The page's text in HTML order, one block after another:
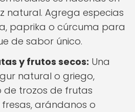
natural. Agrega especias
paprika o cúrcuma para
de sabor único.
y frutos secos: Una
natural o griego,
trozos de frutas
arándanos o